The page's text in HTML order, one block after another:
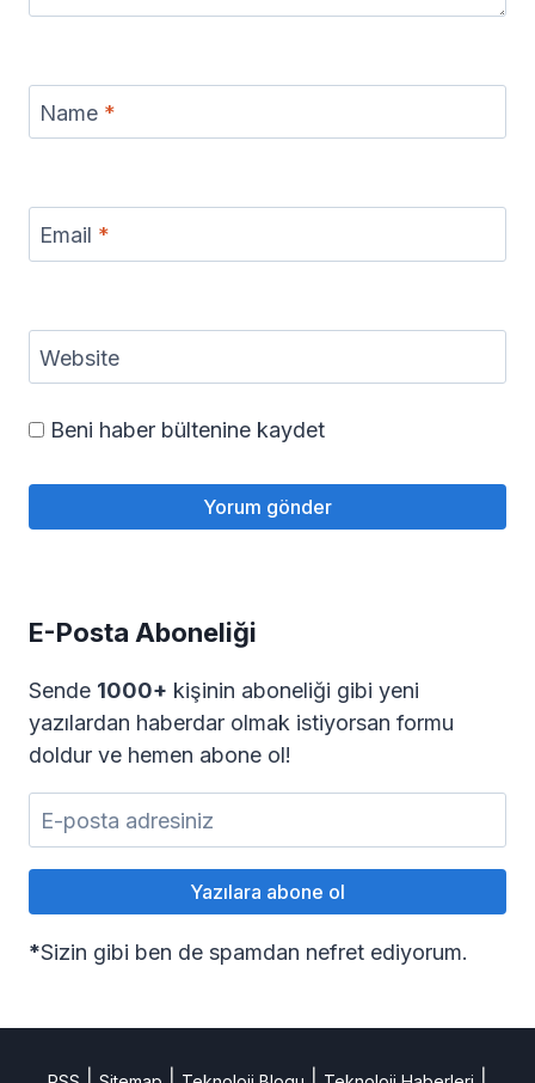
Name *
Email *
Website
Beni haber bültenine kaydet
E-Posta Aboneliği
Sende 1000+ kişinin aboneliği gibi yeni
yazılardan haberdar olmak istiyorsan formu
doldur ve hemen abone ol!
*Sizin gibi ben de spamdan nefret ediyorum.